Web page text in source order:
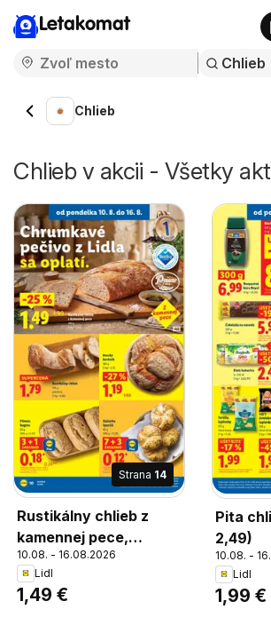
Letakomat
Chlieb
Chlieb v akcii - Všetky
Strana 14
Rustikálny chlieb z
kamennej pece,
Rustikálny chlieb z
kamennej pece 490 g
10.08. - 16.08.2026
Lidl
1,49 €
Pita
2,49)
10.08. -
Lidl
1,99 €